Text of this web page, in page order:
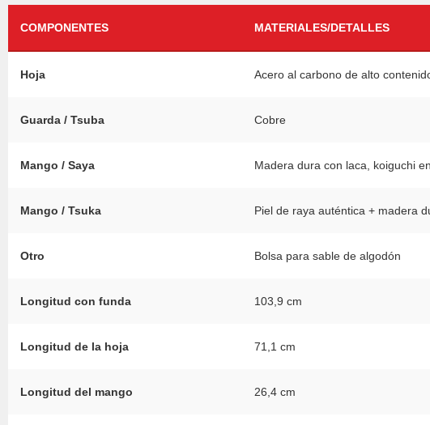
COMPONENTES MATERIALES/DETALLES
Hoja Acero al carbono de alto
Guarda / Tsuba Cobre
Mango / Saya Madera dura con laca, koiguchi
Mango / Tsuka Piel de raya auténtica + madera
Otro Bolsa para sable de algodón
Longitud con funda 103,9 cm
Longitud de la hoja 71,1 cm
Longitud del mango 26,4 cm